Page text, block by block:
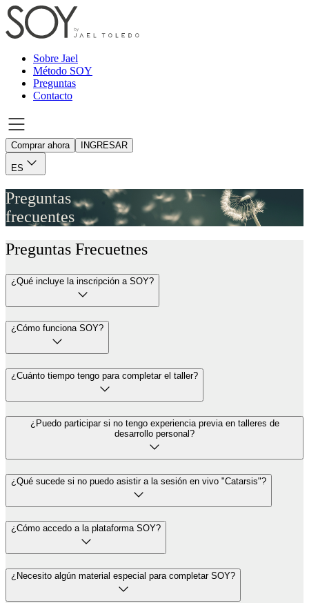
Sobre Jael
Método SOY
Preguntas
Contacto
Comprar ahora INGRESAR
ES
Preguntas
frecuentes
Preguntas Frecuetnes
¿Qué incluye la inscripción a SOY?
¿Cómo funciona SOY?
¿Cuánto tiempo tengo para completar el taller?
¿Puedo participar si no tengo experiencia previa en talleres de
desarrollo personal?
¿Qué sucede si no puedo asistir a la sesión en vivo "Catarsis"?
¿Cómo accedo a la plataforma SOY?
¿Necesito algún material especial para completar SOY?